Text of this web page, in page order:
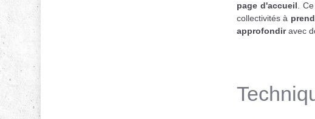
page d'accueil .
collectivités à
approfondiravec